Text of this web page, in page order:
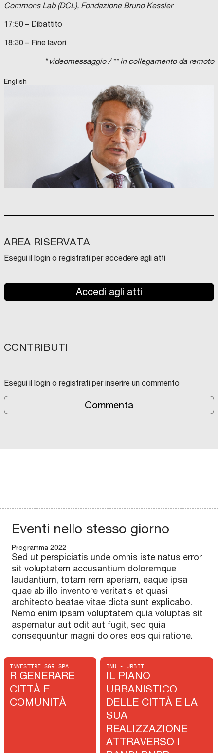
Commons Lab (DCL), Fondazione Bruno Kessler
17:50 – Dibattito
18:30 – Fine lavori
*videomessaggio / ** in collegamento da remoto
English
AREA RISERVATA
Esegui il login o registrati per accedere agli atti
Accedi agli atti
CONTRIBUTI
Esegui il login o registrati per inserire un commento
Commenta
Eventi nello stesso giorno
Programma 2022
Sed ut perspiciatis unde omnis iste natus error
sit voluptatem accusantium doloremque
laudantium, totam rem aperiam, eaque ipsa
quae ab illo inventore veritatis et quasi
architecto beatae vitae dicta sunt explicabo.
Nemo enim ipsam voluptatem quia voluptas sit
aspernatur aut odit aut fugit, sed quia
consequuntur magni dolores eos qui ratione.
INVESTIRE SGR SPA
RIGENERARE
CITTÀ E
COMUNITÀ
INU - URBIT
IL PIANO
URBANISTICO
DELLE CITTÀ E LA
SUA
REALIZZAZIONE
ATTRAVERSO I